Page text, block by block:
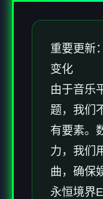
重要更新
变化
由于音乐
题，我们
有要素。
力，我们
曲，确保
永恒境界